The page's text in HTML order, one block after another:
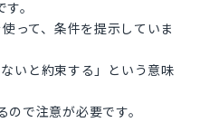
。
って、条件を提示していま
と約束する」という意味
で注意が必要です。